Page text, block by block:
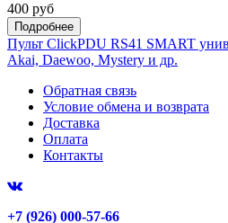
400 руб
Подробнее
Пульт ClickPDU RS41 SMART
Akai, Daewoo, Mystery и др.
Обратная связь
Условие обмена и возврата
Доставка
Оплата
Контакты
+7 (926) 000-57-66